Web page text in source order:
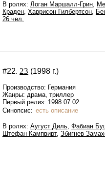
В ролях: Логан Маршалл-Грин,
Краден, Харрисон Гилбертсон,
26 чел.
#22. 23 (1998 г.)
Производство: Германия
Жанры: драма, триллер
Первый релиз: 1998.07.02
Синопсис: есть описание
В ролях: Аугуст Диль, Фабиан
Штефан Кампвирт, Збигнев